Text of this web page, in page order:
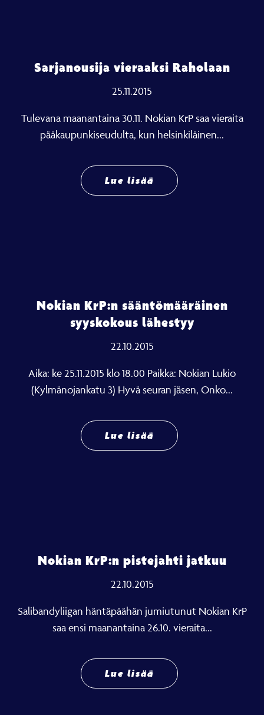
Sarjanousija vieraaksi Raholaan
25.11.2015
Tulevana maanantaina 30.11. Nokian KrP saa vieraita
pääkaupunkiseudulta, kun helsinkiläinen...
Lue lisää
Nokian KrP:n sääntömääräinen
syyskokous lähestyy
22.10.2015
Aika: ke 25.11.2015 klo 18.00 Paikka: Nokian Lukio
(Kylmänojankatu 3) Hyvä seuran jäsen, Onko...
Lue lisää
Nokian KrP:n pistejahti jatkuu
22.10.2015
Salibandyliigan häntäpäähän jumiutunut Nokian KrP
saa ensi maanantaina 26.10. vieraita...
Lue lisää